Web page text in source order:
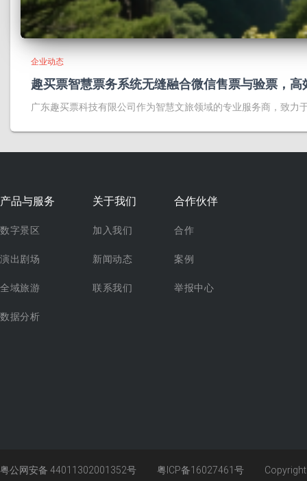
企业动态
趣买票智慧票务系统无缝融合微信售票与验票，
广东趣买票科技有限公司作为智慧文旅领域的专业服务商，致力
产品与服务
数字景区
演出剧场
全域旅游
数据分析
关于我们
加入我们
新闻动态
联系我们
合作伙伴
合作
案例
举报中心
粤公网安备 44011302001352号 粤ICP备16027461号